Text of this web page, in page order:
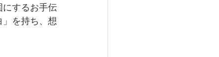
するお手伝
を持ち、想